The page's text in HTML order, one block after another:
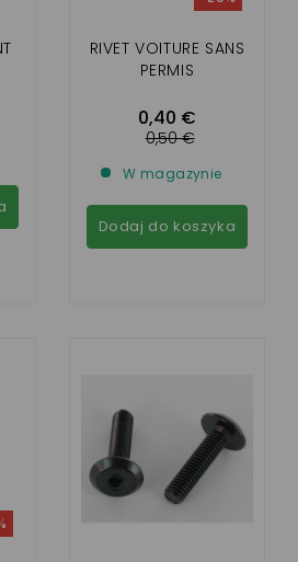
RIVET VOITURE SANS
PERMIS
0,40 €
0,50 €
W magazynie
Dodaj do koszyka